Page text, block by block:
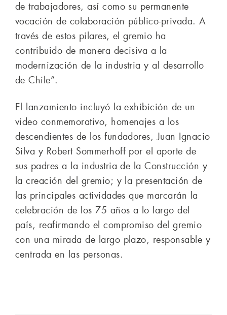
de trabajadores, así como su permanente
vocación de colaboración público-privada. A
través de estos pilares, el gremio ha
contribuido de manera decisiva a la
modernización de la industria y al desarrollo
de Chile”.
El lanzamiento incluyó la exhibición de un
video conmemorativo, homenajes a los
descendientes de los fundadores, Juan Ignacio
Silva y Robert Sommerhoff por el aporte de
sus padres a la industria de la Construcción y
la creación del gremio; y la presentación de
las principales actividades que marcarán la
celebración de los 75 años a lo largo del
país, reafirmando el compromiso del gremio
con una mirada de largo plazo, responsable y
centrada en las personas.